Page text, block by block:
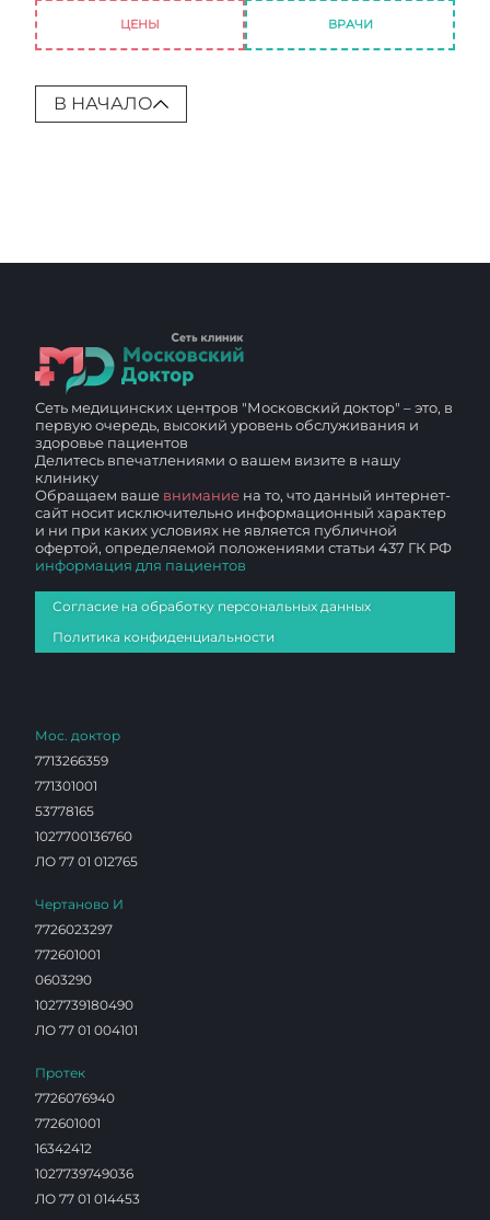
ЦЕНЫ ВРАЧИ
В НАЧАЛО
Сеть медицинских центров "Московский доктор" – это, в
первую очередь, высокий уровень обслуживания и
здоровье пациентов
Делитесь впечатлениями о вашем визите в нашу
клинику
Обращаем ваше внимание на то, что данный интернет-
сайт носит исключительно информационный характер
и ни при каких условиях не является публичной
офертой, определяемой положениями статьи 437 ГК РФ
информация для пациентов
Согласие на обработку персональных данных
Политика конфиденциальности
Мос. доктор
7713266359
771301001
53778165
1027700136760
ЛО 77 01 012765
Чертаново И
7726023297
772601001
0603290
1027739180490
ЛО 77 01 004101
Протек
7726076940
772601001
16342412
1027739749036
ЛО 77 01 014453